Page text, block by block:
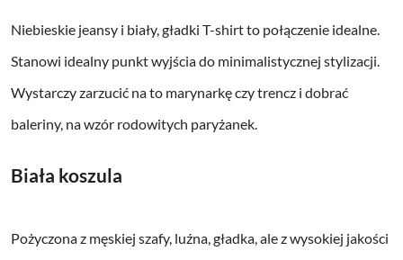
Niebieskie jeansy i biały, gładki T-shirt to połączenie idealne.
Stanowi idealny punkt wyjścia do minimalistycznej stylizacji.
Wystarczy zarzucić na to marynarkę czy trencz i dobrać
baleriny, na wzór rodowitych paryżanek.
Biała koszula
Pożyczona z męskiej szafy, luźna, gładka, ale z wysokiej jakości